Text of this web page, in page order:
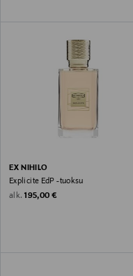
EX NIHILO
Explicite EdP -tuoksu
alk. Original Price
195,00 €